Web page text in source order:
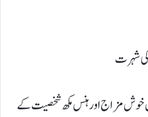
کی شہرت
خوش مزاج اور ہنس مکھ شخصیت کے